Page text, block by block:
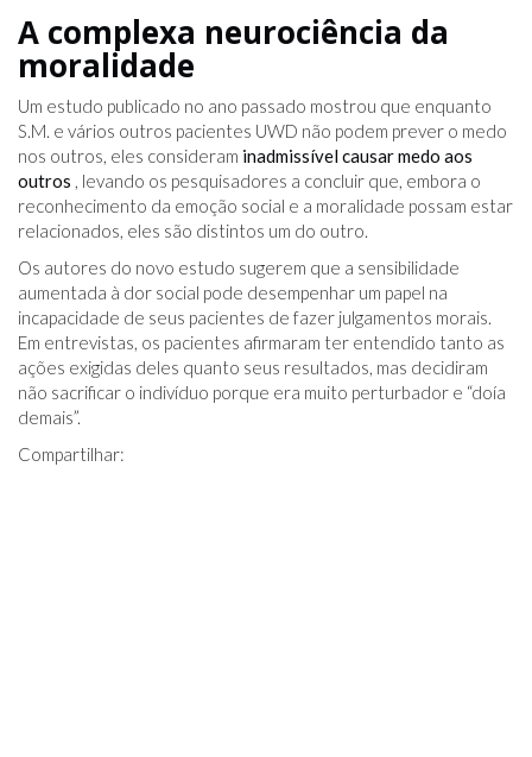
A complexa neurociência da
moralidade
Um estudo publicado no ano passado mostrou que enquanto
S.M. e vários outros pacientes UWD não podem prever o medo
nos outros, eles consideram inadmissível causar medo aos
outros , levando os pesquisadores a concluir que, embora o
reconhecimento da emoção social e a moralidade possam estar
relacionados, eles são distintos um do outro.
Os autores do novo estudo sugerem que a sensibilidade
aumentada à dor social pode desempenhar um papel na
incapacidade de seus pacientes de fazer julgamentos morais.
Em entrevistas, os pacientes afirmaram ter entendido tanto as
ações exigidas deles quanto seus resultados, mas decidiram
não sacrificar o indivíduo porque era muito perturbador e “doía
demais”.
Compartilhar: